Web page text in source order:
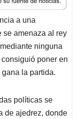
a una
se amenaza al rey
ninguna
poner en
la partida.
políticas se
de ajedrez, donde